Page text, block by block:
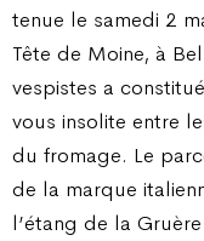
tenue le samedi 2
Tête de Moine, à
vespistes a
vous insolite entre
du fromage. Le
de la marque
l’étang de la